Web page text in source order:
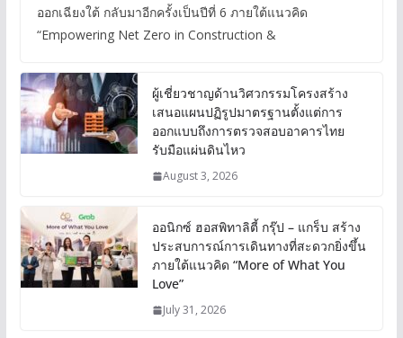
ออกเฉียงใต้ กลับมาอีกครั้งเป็นปีที่ 6 ภายใต้แนวคิด
“Empowering Net Zero in Construction &
ผู้เชี่ยวชาญด้านวิศวกรรมโครงสร้าง
เสนอแผนปฏิรูปมาตรฐานตั้งแต่การ
ออกแบบถึงการตรวจสอบอาคารไทย
รับมือแผ่นดินไหว
August 3, 2026
ออนิกซ์ ฮอสพิทาลิตี้ กรุ๊ป – แกร็บ สร้าง
ประสบการณ์การเดินทางที่สะดวกยิ่งขึ้น
ภายใต้แนวคิด “More of What You
Love”
July 31, 2026